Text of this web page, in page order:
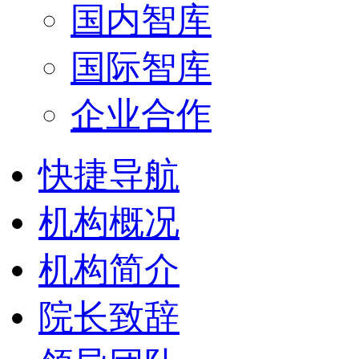
国内智库
国际智库
企业合作
快捷导航
机构概况
机构简介
院长致辞